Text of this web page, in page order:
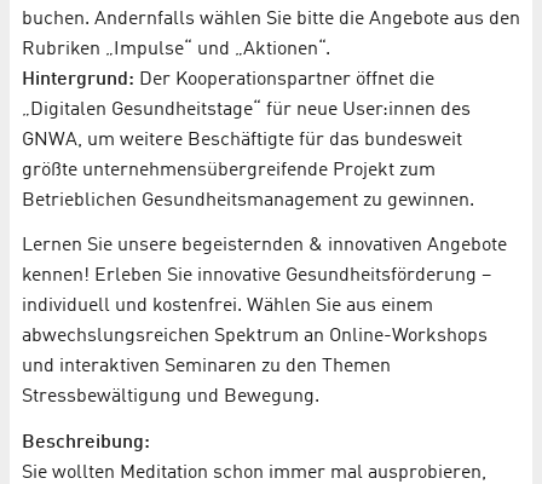
buchen. Andernfalls wählen Sie bitte die Angebote aus den
Rubriken „Impulse“ und „Aktionen“.
Hintergrund: Der Kooperationspartner öffnet die
„Digitalen Gesundheitstage“ für neue User:innen des
GNWA, um weitere Beschäftigte für das bundesweit
größte unternehmensübergreifende Projekt zum
Betrieblichen Gesundheitsmanagement zu gewinnen.
Lernen Sie unsere begeisternden & innovativen Angebote
kennen! Erleben Sie innovative Gesundheitsförderung –
individuell und kostenfrei. Wählen Sie aus einem
abwechslungsreichen Spektrum an Online-Workshops
und interaktiven Seminaren zu den Themen
Stressbewältigung und Bewegung.
Beschreibung:
Sie wollten Meditation schon immer mal ausprobieren,